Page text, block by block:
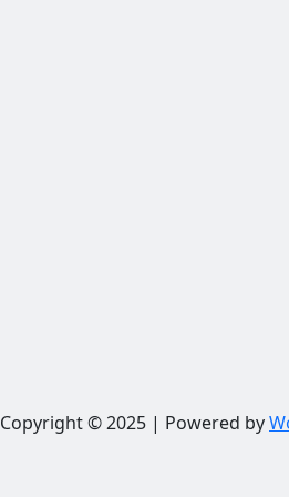
Copyright © 2025 | Powered by